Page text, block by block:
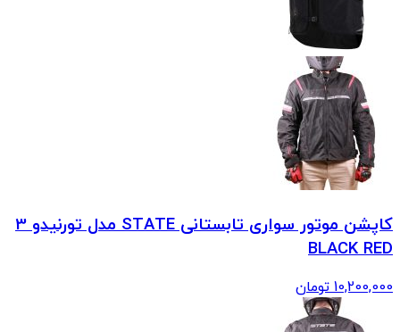
کاپشن موتور سواری تابستانی STATE مدل تورنیدو 3
BLACK RED
10,200,000 تومان